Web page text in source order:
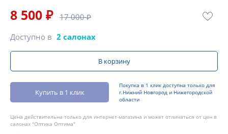
8 500 ₽ 17 000 ₽
Доступно в 2 салонах
В корзину
Купить в 1 клик
Покупка в 1 клик доступна только для
г.Нижний Новгород и Нижегородской
области
Цена действительна только для интернет-магазина и может отличаться от цен в
салонах "Оптика Оптима"